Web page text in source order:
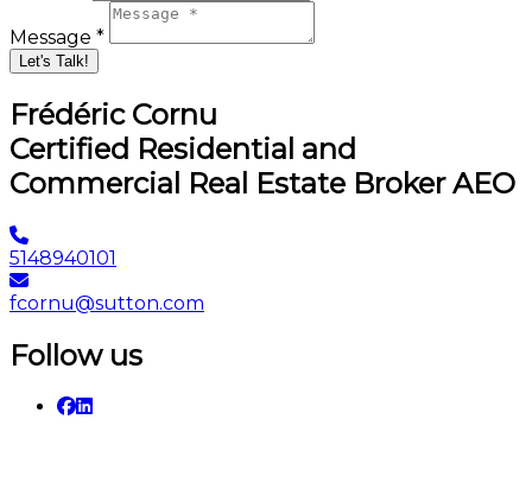
Message *
Let's Talk!
Frédéric Cornu
Certified Residential and
Commercial Real Estate Broker AEO
5148940101
fcornu@sutton.com
Follow us